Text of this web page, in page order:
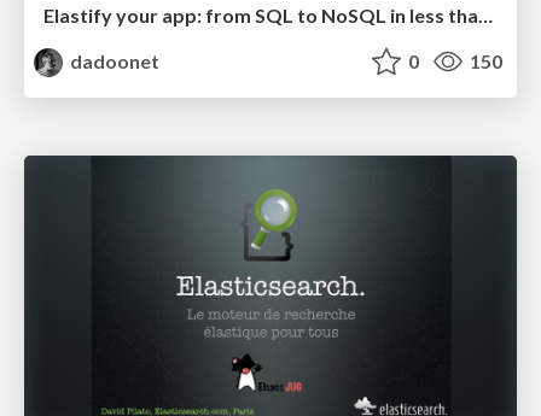
Elastify your app: from SQL to NoSQL in less than one hour!
dadoonet
0 150